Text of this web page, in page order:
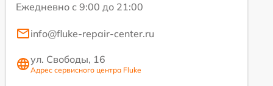
Ежедневно с 9:00 до 21:00
info@fluke-repair-center.ru
ул. Свободы, 16
Адрес сервисного центра Fluke